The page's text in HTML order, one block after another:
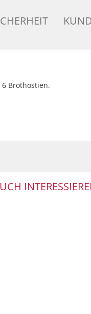
Brothostien.